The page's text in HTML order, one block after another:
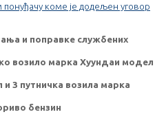
коме је додељен уговор
и поправке службених
возило марка Хyундаи модел
3 путничка возила марка
бензин